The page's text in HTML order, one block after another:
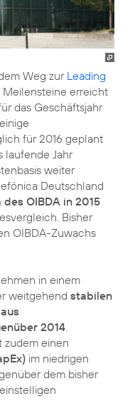
Weg zur Leading
erreicht
das Geschäftsjahr
für 2016 geplant
laufende Jahr
weiter
Deutschland
OIBDA in 2015
Bisher
OIBDA-Zuwachs
in einem
weitgehend stabilen
2014
zudem einen
im niedrigen
dem bisher